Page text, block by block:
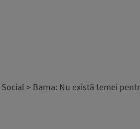
Social > Barna: Nu există temei